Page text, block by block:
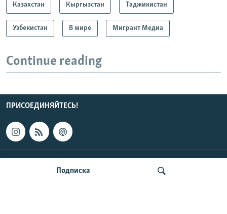
Подписка
Казахстан Кыргызстан Таджикистан
Узбекистан В мире Мигрант Медиа
Continue reading
ПРИСОЕДИНЯЙТЕСЬ!